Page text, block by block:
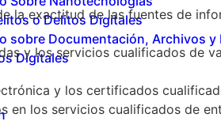
o Delitos Digitales
sobre Documentación, Archivos y
Digitales
la exactitud de las fuentes de
y los servicios cualificados de
y los certificados
en los servicios cualificados de